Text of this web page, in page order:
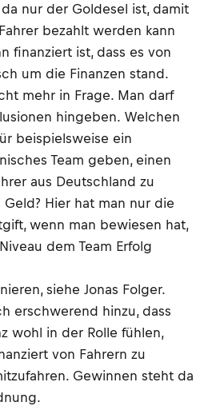
nur der Goldesel ist, damit
bezahlt werden kann
finanziert ist, dass es von
um die Finanzen stand.
mehr in Frage. Man darf
hingeben. Welchen
beispielsweise ein
Team geben, einen
aus Deutschland zu
Hier hat man nur die
wenn man bewiesen hat,
dem Team Erfolg
siehe Jonas Folger.
erschwerend hinzu, dass
wohl in der Rolle fühlen,
von Fahrern zu
Gewinnen steht da